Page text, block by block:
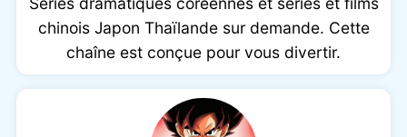
chinois Japon Thaïlande sur demande. Cette
chaîne est conçue pour vous divertir.